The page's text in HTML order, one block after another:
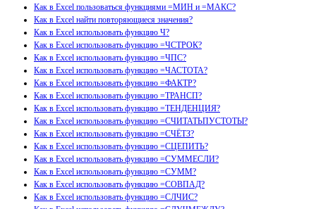
Как в Excel пользоваться функциями =МИН и =МАКС?
Как в Excel найти повторяющиеся значения?
Как в Excel использовать функцию Ч?
Как в Excel использовать функцию =ЧСТРОК?
Как в Excel использовать функцию =ЧПС?
Как в Excel использовать функцию =ЧАСТОТА?
Как в Excel использовать функцию =ФАКТР?
Как в Excel использовать функцию =ТРАНСП?
Как в Excel использовать функцию =ТЕНДЕНЦИЯ?
Как в Excel использовать функцию =СЧИТАТЬПУСТОТЫ?
Как в Excel использовать функцию =СЧЁТЗ?
Как в Excel использовать функцию =СЦЕПИТЬ?
Как в Excel использовать функцию =СУММЕСЛИ?
Как в Excel использовать функцию =СУММ?
Как в Excel использовать функцию =СОВПАД?
Как в Excel использовать функцию =СЛЧИС?